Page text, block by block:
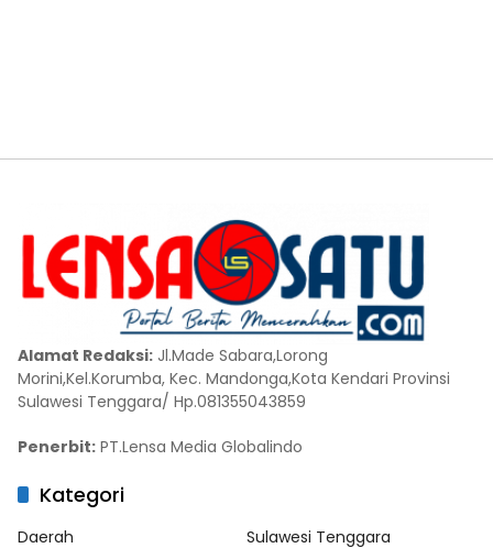
Alamat Redaksi: Jl.Made Sabara,Lorong
Morini,Kel.Korumba, Kec. Mandonga,Kota Kendari Provinsi
Sulawesi Tenggara/ Hp.081355043859
Penerbit: PT.Lensa Media Globalindo
Kategori
Daerah
Sulawesi Tenggara